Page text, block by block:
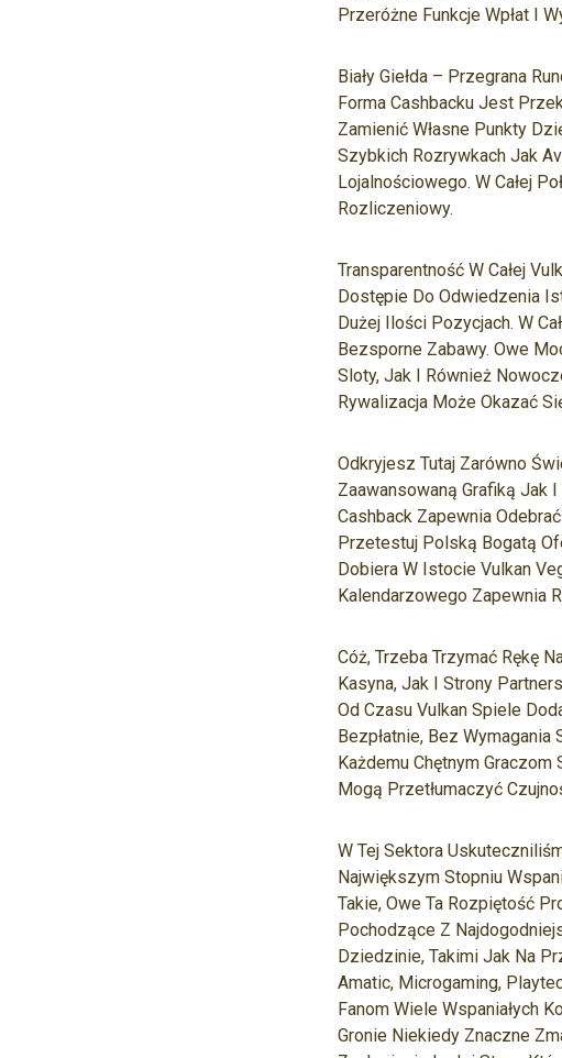
Przeróżne Funkcje Wpłat I
Biały Giełda – Przegrana
Forma Cashbacku Jest
Zamienić Własne Punkty
Szybkich Rozrywkach Jak
Lojalnościowego. W Całej
Rozliczeniowy.
Transparentność W Całej
Dostępie Do Odwiedzenia
Dużej Ilości Pozycjach. W
Bezsporne Zabawy. Owe
Sloty, Jak I Również
Rywalizacja Może Okazać
Odkryjesz Tutaj Zarówno
Zaawansowaną Grafiką Jak
Cashback Zapewnia
Przetestuj Polską Bogatą
Dobiera W Istocie Vulkan
Kalendarzowego Zapewnia
Cóż, Trzeba Trzymać Rękę
Kasyna, Jak I Strony
Od Czasu Vulkan Spiele
Bezpłatnie, Bez
Każdemu Chętnym
Mogą Przetłumaczyć
W Tej Sektora
Największym Stopniu
Takie, Owe Ta Rozpiętość
Pochodzące Z
Dziedzinie, Takimi Jak Na
Amatic, Microgaming,
Fanom Wiele Wspaniałych
Gronie Niekiedy Znaczne